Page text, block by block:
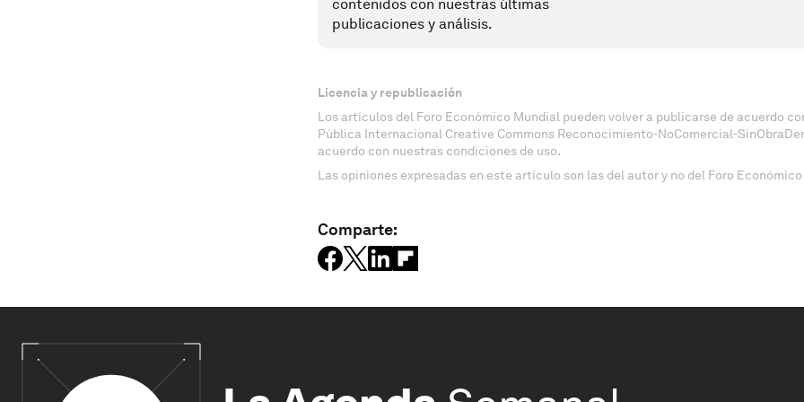
contenidos con nuestras últimas
publicaciones y análisis.
Licencia y republicación
Los artículos del Foro Económico Mundial pueden volver a publicarse de acuerdo
Pública Internacional Creative Commons Reconocimiento-NoComercial-
acuerdo con nuestras condiciones de uso.
Las opiniones expresadas en este artículo son las del autor y no del Foro
Comparte: